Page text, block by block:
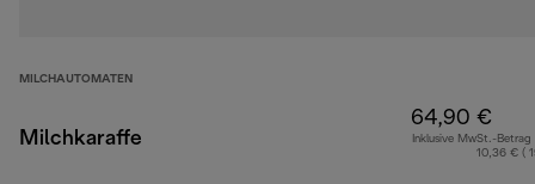
MILCHAUTOMATEN
Milchkaraffe
64,90 €
Inklusive MwSt.-Betrag
10,36 € (